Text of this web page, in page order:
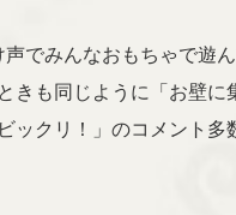
でみんなおもちゃで遊
きも同じように「お壁
ックリ！」のコメント多